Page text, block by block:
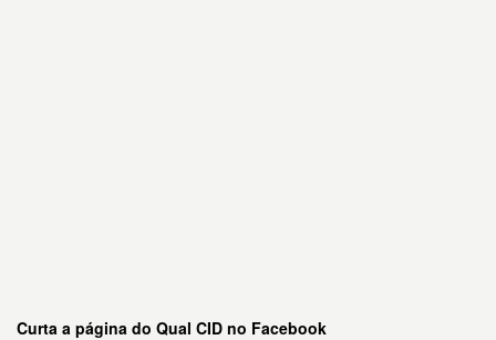
Curta a página do Qual CID no Facebook